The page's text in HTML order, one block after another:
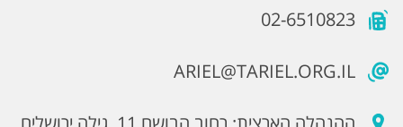
02-6510823
ARIEL@TARIEL.ORG.IL